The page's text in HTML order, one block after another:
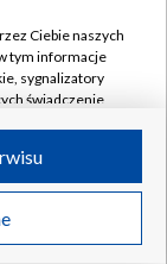
Ciebie naszych
tym informacje
sygnalizatory
świadczenie
Ciebie
identyfikatory